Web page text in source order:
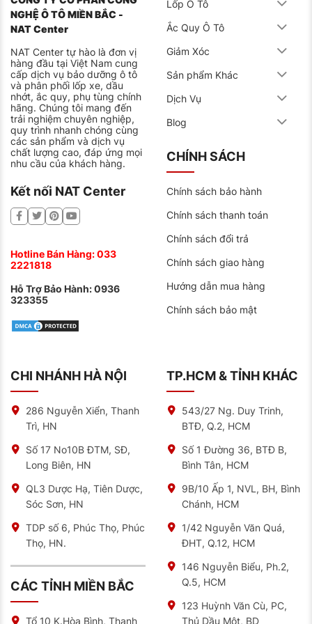
Cải thiện khả năng tăng tốc, giảm mức tiêu thụ
Kéo dài tuổi thọ động cơ nhờ giảm ma sát và mài
mòn
Hạn chế phát thải, bảo vệ môi trường tốt hơn
Ứng dụng & mã đối chiếu chính xác
Hàng nhập khẩu này được thiết kế theo chuẩn OEM
và phù hợp với các dòng xe:
Đời xe: 2006 – 2012 (thế hệ thứ 8 – Civic FD)
Xuất xứ: Việt Nam, Thái Lan, Nhật Bản
Đời xe: 2006 – 2012
Thông số đối chiếu
– Mã Masuma: MFA-H307
– Mã OEM Honda: 17220-RNA-A00 / 17220-RNA-003
JS Asakashi: A33109
MANN: C 26012
với Civic 1.8 (R18A) từ 2006–2012.
Tham khảo thêm:
Lọc Gió Masuma MFA-1011 Chính
Hướng Dẫn Thay Thế & Bảo Trì
Dấu hiệu và chu kỳ thay thế
Cần thay mới sau 10.000 – 15.000 km hoặc 6 – 12
chuyển qua khu vực bụi mịn, đường đèo hay môi
trường ô nhiễm, nên thay sớm hơn – từ 8.000 đến
10.000 km.
Các biểu hiện cần thay ngay:
NGHỆ Ô TÔ MIỀN BẮC -
NAT Center
NAT Center tự hào là đơn vị
hàng đầu tại Việt Nam cung
cấp dịch vụ bảo dưỡng ô tô
và phân phối lốp xe, dầu
nhớt, ắc quy, phụ tùng chính
hãng. Chúng tôi mang đến
trải nghiệm chuyên nghiệp,
quy trình nhanh chóng cùng
các sản phẩm và dịch vụ
chất lượng cao, đáp ứng mọi
nhu cầu của khách hàng.
Kết nối NAT Center
Hotline Bán Hàng:033
2221818
Hỗ Trợ Bảo Hành:0936
323355
Lốp Ô Tô
Ắc Quy Ô Tô
Giảm Xóc
Sản phẩm Khác
Dịch Vụ
Blog
CHÍNH SÁCH
Chính sách bảo hành
Chính sách thanh toán
Chính sách đổi trả
Chính sách giao hàng
Hướng dẫn mua hàng
Chính sách bảo mật
CHI NHÁNH HÀ NỘI
286 Nguyễn Xiển, Thanh
Trì, HN
Số 17 No10B ĐTM, SĐ,
Long Biên, HN
QL3 Dược Hạ, Tiên Dược,
Sóc Sơn, HN
TDP số 6, Phúc Thọ, Phúc
Thọ, HN.
CÁC TỈNH MIỀN BẮC
Tổ 10 K.Hòa Bình, Thanh
TP.HCM & TỈNH KHÁC
543/27 Ng. Duy Trinh,
BTĐ, Q.2, HCM
Số 1 Đường 36, BTĐ B,
Bình Tân, HCM
9B/10 Ấp 1, NVL, BH, Bình
Chánh, HCM
1/42 Nguyễn Văn Quá,
ĐHT, Q.12, HCM
146 Nguyễn Biểu, Ph.2,
Q.5, HCM
123 Huỳnh Văn Cù, PC,
Thủ Dầu Một, BD